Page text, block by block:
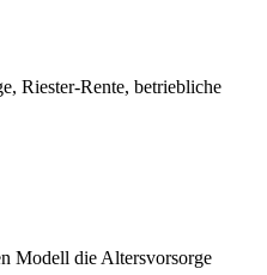
Riester-Rente, betriebliche
Modell die Altersvorsorge